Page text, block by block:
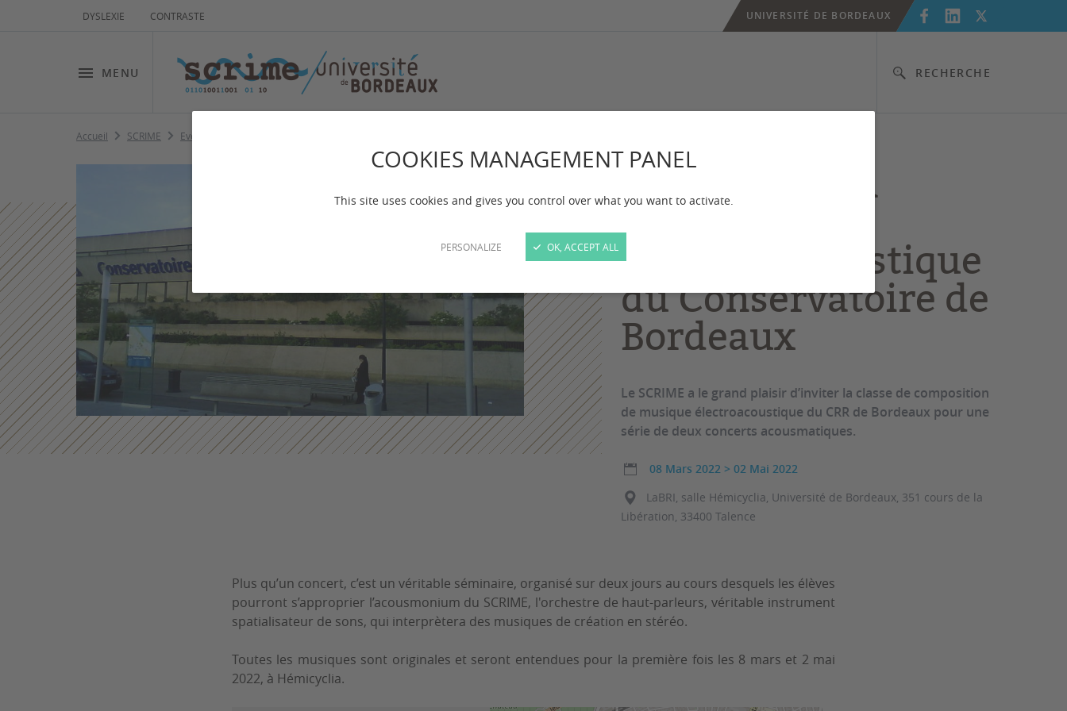
COOKIES MANAGEMENT PANEL
This site uses cookies and gives you control over what you want to activate.
PERSONALIZE OK, ACCEPT ALL
DYSLEXIE CONTRASTE
MENU RECHERCHE
UNIVERSITÉ DE BORDEAUX
Accueil SCRIME Evènements
Concerts de la
classe
d'Electroacoustique
du Conservatoire de
Bordeaux
Le SCRIME a le grand plaisir d’inviter la classe de composition
de musique électroacoustique du CRR de Bordeaux pour une
série de deux concerts acousmatiques.
08 Mars 2022 > 02 Mai 2022
LaBRI, salle Hémicyclia, Université de Bordeaux, 351 cours de la
Libération, 33400 Talence
Plus qu’un concert, c’est un véritable séminaire, organisé sur deux jours au cours desquels les élèves
pourront s’approprier l’acousmonium du SCRIME, l'orchestre de haut-parleurs, véritable instrument
spatialisateur de sons, qui interprètera des musiques de création en stéréo.
Toutes les musiques sont originales et seront entendues pour la première fois les 8 mars et 2 mai
2022, à Hémicyclia.